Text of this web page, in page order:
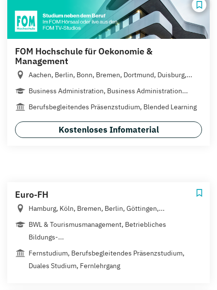
FOM Hochschule für Oekonomie &
Management
Aachen, Berlin, Bonn, Bremen, Dortmund, Duisburg,...
Business Administration, Business Administration...
Berufsbegleitendes Präsenzstudium, Blended Learning
Kostenloses Infomaterial
Euro-FH
Hamburg, Köln, Bremen, Berlin, Göttingen,...
BWL & Tourismusmanagement, Betriebliches
Bildungs-...
Fernstudium, Berufsbegleitendes Präsenzstudium,
Duales Studium, Fernlehrgang